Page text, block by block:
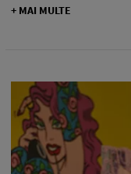
+ MAI MULTE